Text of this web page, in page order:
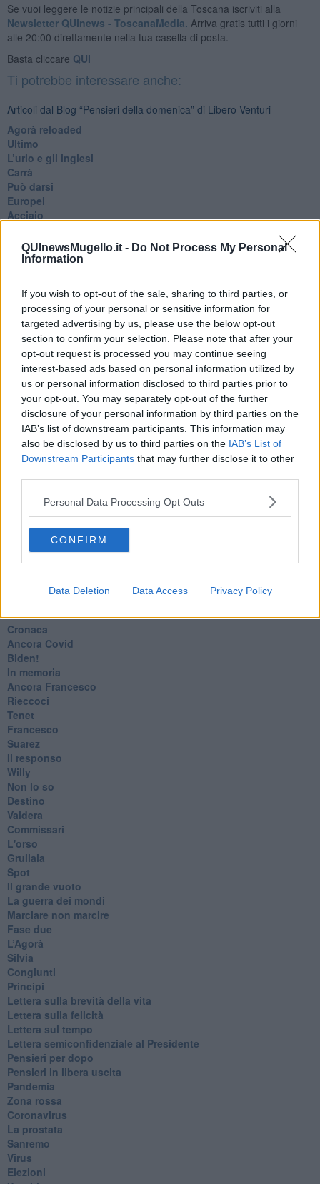
QUInewsMugello.it - Do Not Process My Personal
Information
If you wish to opt-out of the sale, sharing to third parties, or
processing of your personal or sensitive information for
targeted advertising by us, please use the below opt-out
section to confirm your selection. Please note that after your
opt-out request is processed you may continue seeing
interest-based ads based on personal information utilized by
us or personal information disclosed to third parties prior to
your opt-out. You may separately opt-out of the further
disclosure of your personal information by third parties on the
IAB’s list of downstream participants. This information may
also be disclosed by us to third parties on the IAB’s List of
Downstream Participants that may further disclose it to other
Personal Data Processing Opt Outs
CONFIRM
Data Deletion Data Access Privacy Policy
Se vuoi leggere le notizie principali della Toscana iscriviti alla
Newsletter QUInews - ToscanaMedia. Arriva gratis tutti i giorni
alle 20:00 direttamente nella tua casella di posta.
Basta cliccare QUI
Ti potrebbe interessare anche:
Articoli dal Blog “Pensieri della domenica” di Libero Venturi
​Agorà reloaded
Ultimo
​L’urlo e gli inglesi
Carrà
Può darsi
Europei
Acciaio
​Il Giro
Insopportabile
​Ci vuole Fedez
​Cronaca di un vaccino annunciato
​Liberazione
Esternazioni
Vaxzevria
Nazionali
​Ricorrenze e celebrazioni
Marte
​Crapa pelada
​I soliti noti
Arie
​Vaccine Easing
Con-ter?
​Con-te
Coincidenze e crisi
​L’anno del vaccino
​Il rosario
Maradona
Cronaca
​Ancora Covid
​Biden!
In memoria
​Ancora Francesco
Rieccoci
Tenet
Francesco
Suarez
​Il responso
Willy
Non lo so
Destino
Valdera
Commissari
L'orso
Grullaia
Spot
​Il grande vuoto
​La guerra dei mondi
Marciare non marcire
Fase due
L’Agorà
Silvia
Congiunti
Principi
​Lettera sulla brevità della vita
​Lettera sulla felicità
​Lettera sul tempo
Lettera semiconfidenziale al Presidente
Pensieri per dopo
​Pensieri in libera uscita
Pandemia
Zona rossa
Coronavirus
La prostata
Sanremo
Virus
Elezioni